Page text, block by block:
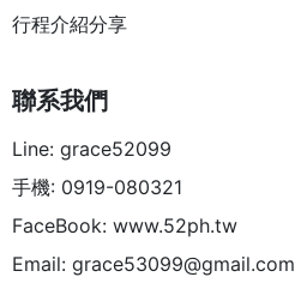
行程介紹分享
聯系我們
Line: grace52099
手機: 0919-080321
FaceBook: www.52ph.tw
Email: grace53099@gmail.com